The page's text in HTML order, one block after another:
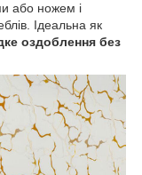
або ножем і
Ідеальна як
оздоблення без